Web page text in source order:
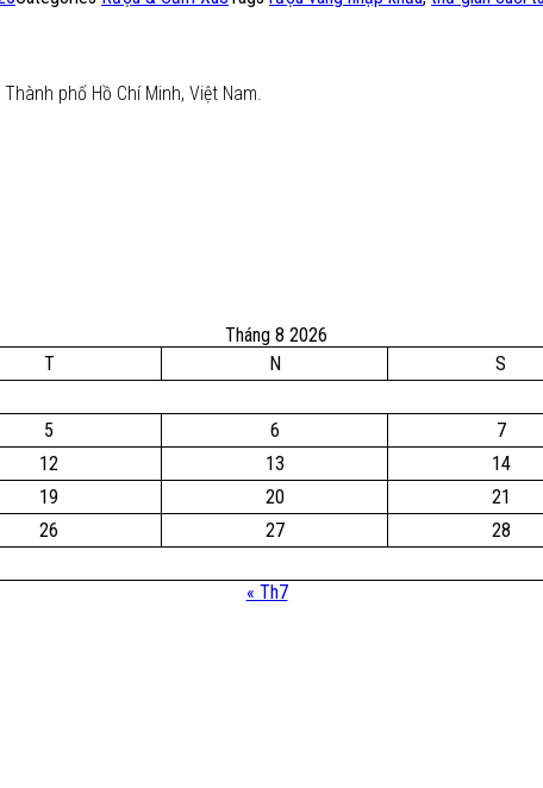
phố Hồ Chí Minh, Việt Nam.
Tháng 8 2026
T N S
5 6 7
12 13 14
19 20 21
26 27 28
« Th7